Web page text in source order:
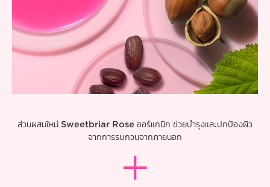
ส่วนผสมใหม่ Sweetbriar Rose ออร์แกนิก ช่วยบำรุงและปกป้องผิว
จากการรบกวนจากภายนอก